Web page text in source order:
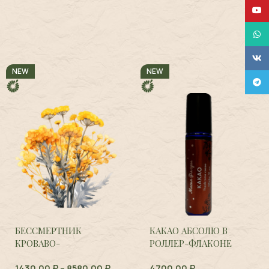
NEW
БЕССМЕРТНИК
КРОВАВО-
NEW
КАКАО АБСОЛЮ В
РОЛЛЕР-ФЛАКОНЕ
VK